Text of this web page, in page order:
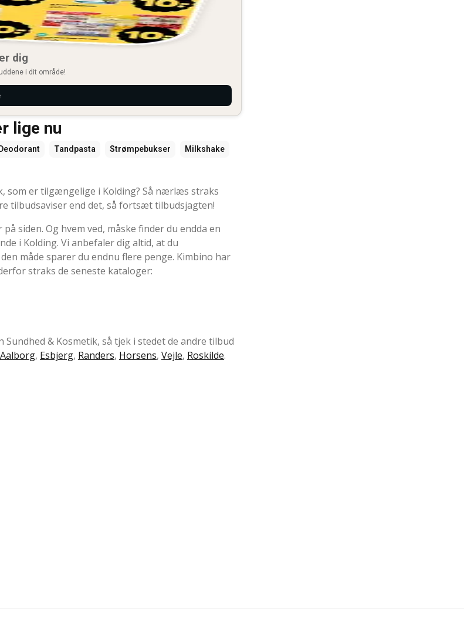
dig
i dit område!
lige nu
Deodorant Tandpasta Strømpebukser Milkshake
som er tilgængelige i Kolding? Så nærlæs straks
tilbudsaviser end det, så fortsæt tilbudsjagten!
siden. Og hvem ved, måske finder du endda en
i Kolding. Vi anbefaler dig altid, at du
måde sparer du endnu flere penge. Kimbino har
straks de seneste kataloger:
& Kosmetik, så tjek i stedet de andre tilbud
Aalborg, Esbjerg, Randers, Horsens, Vejle, Roskilde.